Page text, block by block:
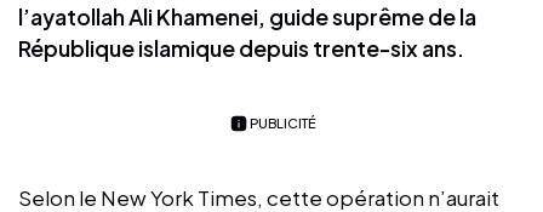
l’ayatollah Ali Khamenei, guide suprême de la
République islamique depuis trente-six ans.
PUBLICITÉ
Selon le New York Times, cette opération n’aurait